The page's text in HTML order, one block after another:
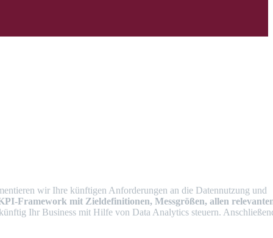
wir Ihre künftigen Anforderungen an die Datennutzung und
Framework mit Zieldefinitionen, Messgrößen, allen
Ihr Business mit Hilfe von Data Analytics steuern.